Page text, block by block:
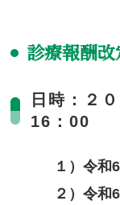
診療報酬
日時：２
16：00
１）令和6
２）令和6